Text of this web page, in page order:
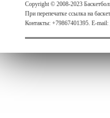
Copyright © 2008-2023
При перепечатке ссылка на
Контакты: +79867401395. E-mail: